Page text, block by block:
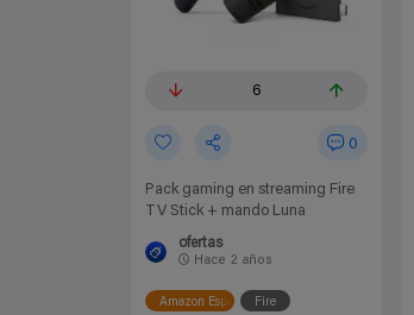
6
0
Pack gaming en streaming Fire
TV Stick + mando Luna
ofertas
Hace 2 años
Amazon España Fire